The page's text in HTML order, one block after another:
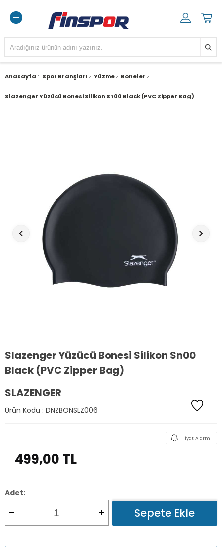
Anasayfa Spor Branşları Yüzme Boneler
Slazenger Yüzücü Bonesi Silikon Sn00 Black (PVC Zipper Bag)
Slazenger Yüzücü Bonesi Silikon Sn00
Black (PVC Zipper Bag)
SLAZENGER
Ürün Kodu : DNZBONSLZ006
Fiyat Alarmı
499,00 TL
Adet:
Sepete Ekle